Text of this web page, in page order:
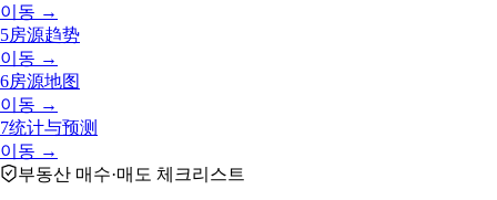
이동 →
5房源趋势
이동 →
6房源地图
이동 →
7统计与预测
이동 →
부동산 매수·매도 체크리스트